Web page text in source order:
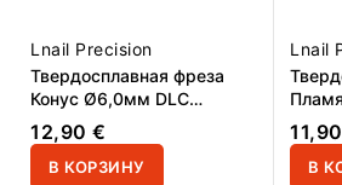
Lnail Precision
Твердосплавная фреза
Конус Ø6,0мм DLC
Мелкая крестовая
насечка Super РЧ 14.6mm
12,90 €
В КОРЗИНУ
Lnail
В